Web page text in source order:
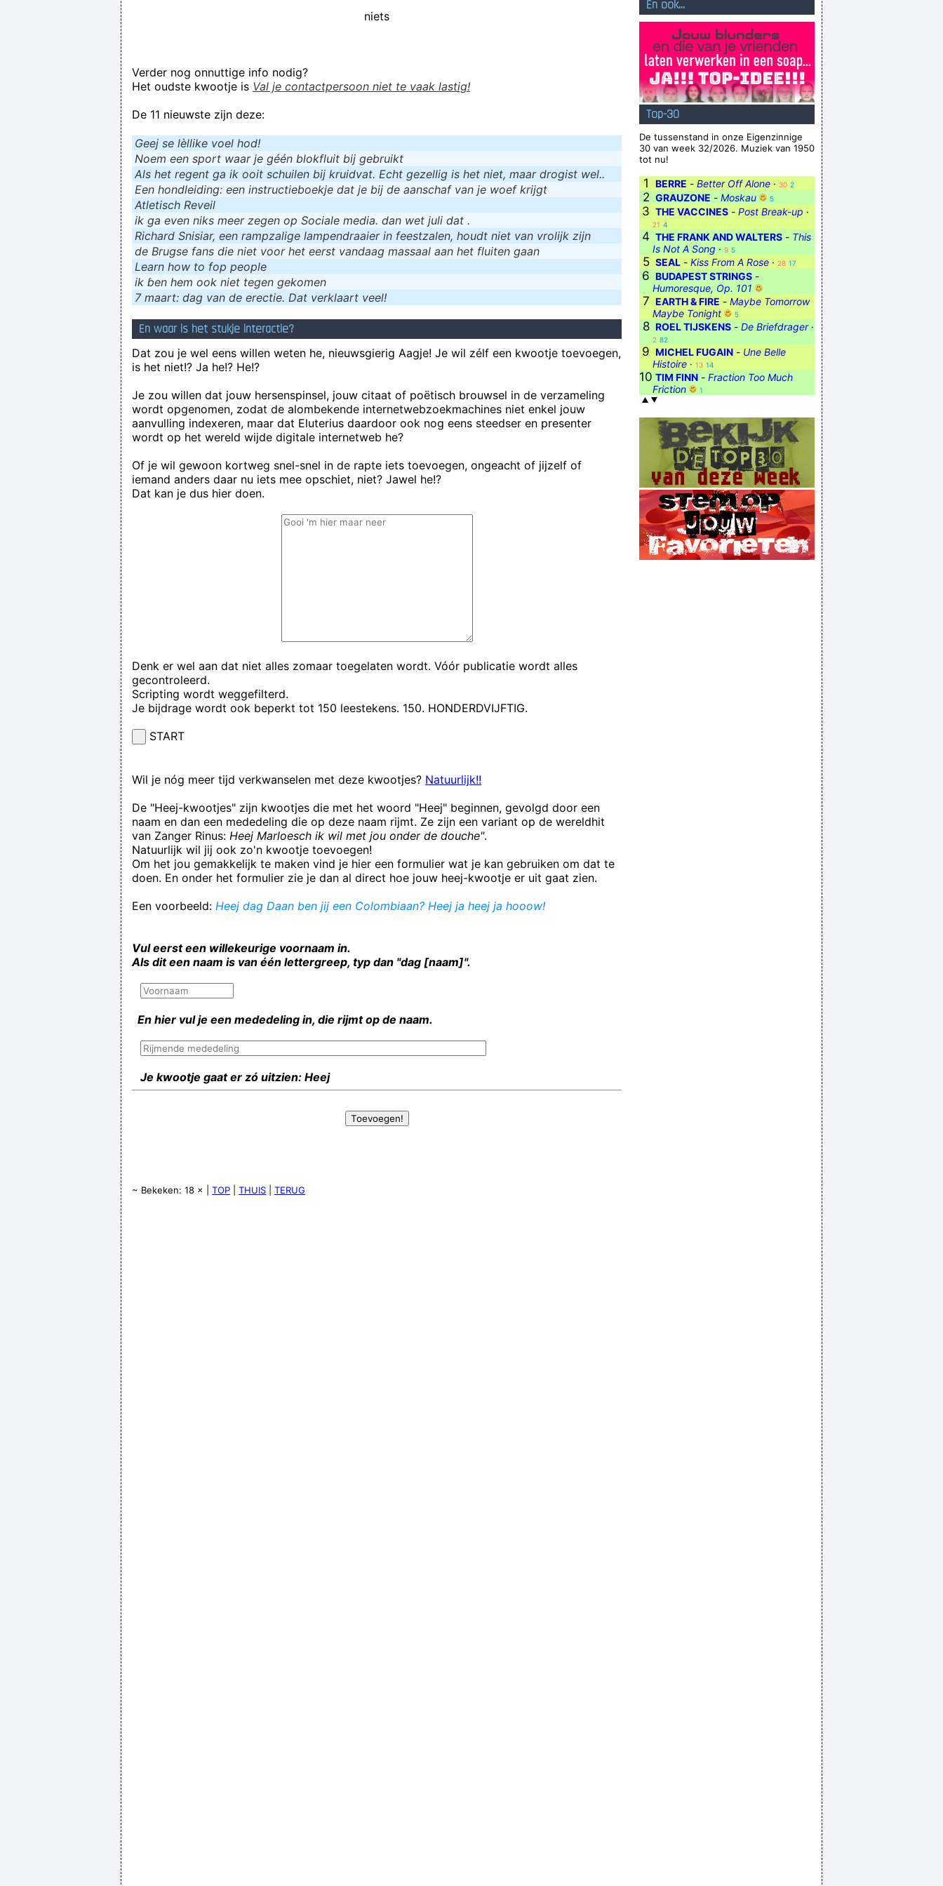
niets
Verder nog onnuttige info nodig?
Het oudste kwootje is Val je contactpersoon niet te vaak lastig!
De 11 nieuwste zijn deze:
Geej se lèllike voel hod!
Noem een sport waar je géén blokfluit bij gebruikt
Als het regent ga ik ooit schuilen bij kruidvat. Echt gezellig is het niet, maar drogist wel..
Een hondleiding: een instructieboekje dat je bij de aanschaf van je woef krijgt
Atletisch Reveil
ik ga even niks meer zegen op Sociale media. dan wet juli dat .
Richard Snisiar, een rampzalige lampendraaier in feestzalen, houdt niet van vrolijk zijn
de Brugse fans die niet voor het eerst vandaag massaal aan het fluiten gaan
Learn how to fop people
ik ɓen hem ook niet tegen gekomen
7 maart: dag van de erectie. Dat verklaart veel!
En waar is het stukje interactie?
Dat zou je wel eens willen weten he, nieuwsgierig Aagje! Je wil zélf een kwootje toevoegen,
is het niet!? Ja he!? He!?
Je zou willen dat jouw hersenspinsel, jouw citaat of poëtisch brouwsel in de verzameling
wordt opgenomen, zodat de alombekende internetwebzoekmachines niet enkel jouw
aanvulling indexeren, maar dat Eluterius daardoor ook nog eens steedser en presenter
wordt op het wereld wijde digitale internetweb he?
Of je wil gewoon kortweg snel-snel in de rapte iets toevoegen, ongeacht of jijzelf of
iemand anders daar nu iets mee opschiet, niet? Jawel he!?
Dat kan je dus hier doen.
Denk er wel aan dat niet alles zomaar toegelaten wordt. Vóór publicatie wordt alles
gecontroleerd.
Scripting wordt weggefilterd.
Je bijdrage wordt ook beperkt tot 150 leestekens. 150. HONDERDVIJFTIG.
START
Wil je nóg meer tijd verkwanselen met deze kwootjes? Natuurlijk!!
De "Heej-kwootjes" zijn kwootjes die met het woord "Heej" beginnen, gevolgd door een
naam en dan een mededeling die op deze naam rijmt. Ze zijn een variant op de wereldhit
van Zanger Rinus: Heej Marloesch ik wil met jou onder de douche".
Natuurlijk wil jij ook zo'n kwootje toevoegen!
Om het jou gemakkelijk te maken vind je hier een formulier wat je kan gebruiken om dat te
doen. En onder het formulier zie je dan al direct hoe jouw heej-kwootje er uit gaat zien.
Een voorbeeld: Heej dag Daan ben jij een Colombiaan? Heej ja heej ja hooow!
Vul eerst een willekeurige voornaam in.
Als dit een naam is van één lettergreep, typ dan "dag [naam]".
En hier vul je een mededeling in, die rijmt op de naam.
Je kwootje gaat er zó uitzien: Heej
~ Bekeken: 18 × | TOP THUIS TERUG
En ook...
Top-30
De tussenstand in onze Eigenzinnige
30 van week 32/2026. Muziek van 1950
tot nu!
1 BERRE - Better Off Alone · 30 2
2 GRAUZONE - Moskau 5
3 THE VACCINES - Post Break-up ·
21 4
4 THE FRANK AND WALTERS - This
Is Not A Song · 9 5
5 SEAL - Kiss From A Rose · 28 17
6 BUDAPEST STRINGS -
Humoresque, Op. 101
7 EARTH & FIRE - Maybe Tomorrow
Maybe Tonight
5
8 ROEL TIJSKENS - De Briefdrager·
2 82
9 MICHEL FUGAIN - Une Belle
Histoire · 13 14
10 TIM FINN - Fraction Too Much
Friction
1